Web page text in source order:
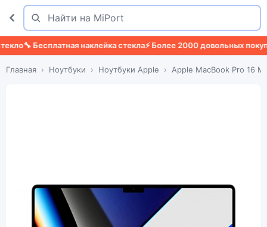
Поиск
Найти
🔧 Бесплатная наклейка стекла⚡ Более 2000 довольных
Главная Ноутбуки Ноутбуки Apple Apple MacBook Pro 16